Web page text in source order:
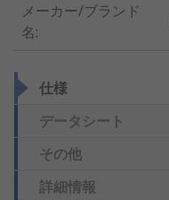
メーカー/ブランド
名:
仕様
データシート
その他
詳細情報